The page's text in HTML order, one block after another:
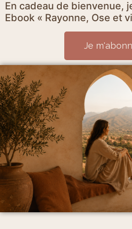
En cadeau de bienvenue,
Ebook « Rayonne, Ose et
Je
Mentions Légales et politique de